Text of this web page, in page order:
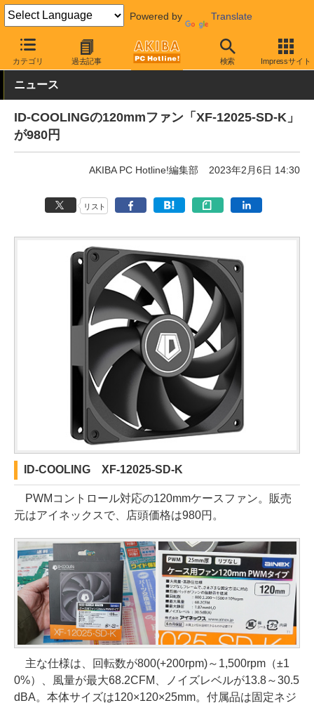
Powered by Translate
カテゴリ 過去記事 検索 Impressサイト
AKIBA PC Hotline! PCパーツ ファン関連製品 ケースファン
ニュース
ID-COOLINGの120mmファン「XF-12025-SD-K」
が980円
AKIBA PC Hotline!編集部 2023年2月6日 14:30
リスト
ID-COOLING XF-12025-SD-K
PWMコントロール対応の120mmケースファン。販売
元はアイネックスで、店頭価格は980円。
主な仕様は、回転数が800(+200rpm)～1,500rpm（±1
0%）、風量が最大68.2CFM、ノイズレベルが13.8～30.5
dBA。本体サイズは120×120×25mm。付属品は固定ネジ